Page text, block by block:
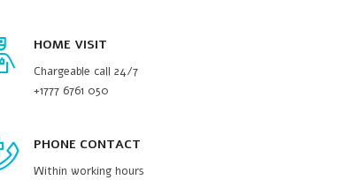
HOME VISIT
Chargeable call 24/7
+1777 6761 050
PHONE CONTACT
Within working hours